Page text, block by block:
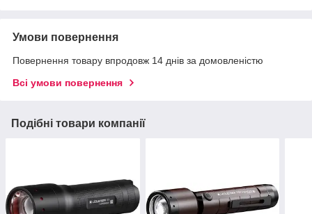
Умови повернення
Повернення товару впродовж 14 днів за домовленістю
Всі умови повернення
Подібні товари компанії